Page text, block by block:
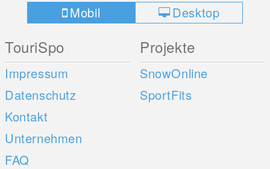
Mobil Desktop
TouriSpo
Impressum
Datenschutz
Kontakt
Unternehmen
FAQ
Projekte
SnowOnline
SportFits